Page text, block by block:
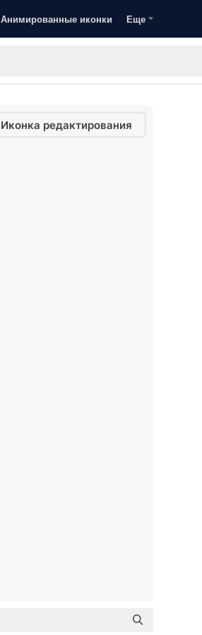
Анимированные иконки Еще
Иконка редактирования